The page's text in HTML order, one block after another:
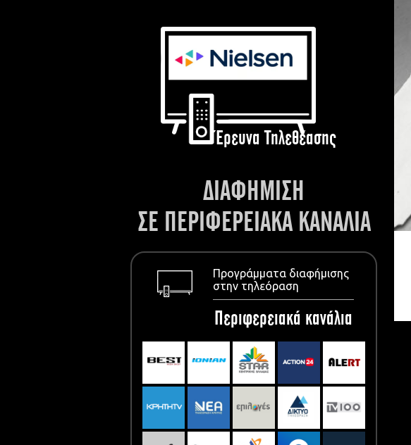
Έρευνα Τηλεθέασης
ΔΙΑΦΗΜΙΣΗ
ΣΕ ΠΕΡΙΦΕΡΕΙΑΚΑ ΚΑΝΑΛΙΑ
Προγράμματα διαφήμισης
στην τηλεόραση
Περιφερειακά κανάλια